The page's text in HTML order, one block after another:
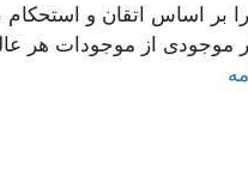
بر اساس اتقان و استحكام
موجودى از موجودات هر